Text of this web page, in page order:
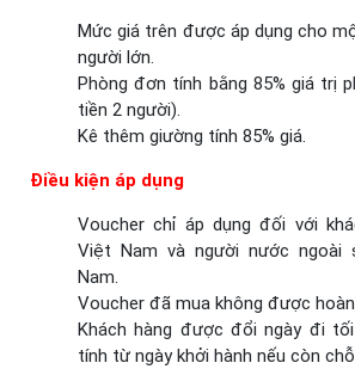
Mức giá trên được áp dụng cho
người lớn.
Phòng đơn tính bằng 85% giá trị
tiền 2 người).
Kê thêm giường tính 85% giá.
Điều kiện áp dụng
Voucher chỉ áp dụng đối với
Việt Nam và người nước ngoài
Nam.
Voucher đã mua không được
Khách hàng được đổi ngày đi
tính từ ngày khởi hành nếu còn